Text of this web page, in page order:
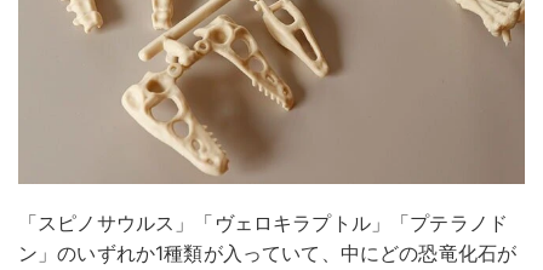
「スピノサウルス」「ヴェロキラプトル」「プテラノド
ン」のいずれか1種類が入っていて、中にどの恐竜化石が